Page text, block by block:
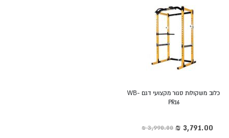
כלוב משקולות סגור מקצועי דגם WB-
PR16
‏3,990.00 ₪ מחיר
מיוחד